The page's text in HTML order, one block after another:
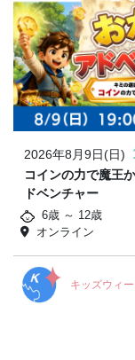
2026年8月9日(日)
コインの力で魔王
ドベンチャー
6歳 ～ 12歳
オンライン
キッズウィ